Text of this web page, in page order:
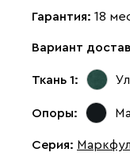
Гарантия: 18
Вариант
Ткань 1:
Опоры:
Серия: Маркфул